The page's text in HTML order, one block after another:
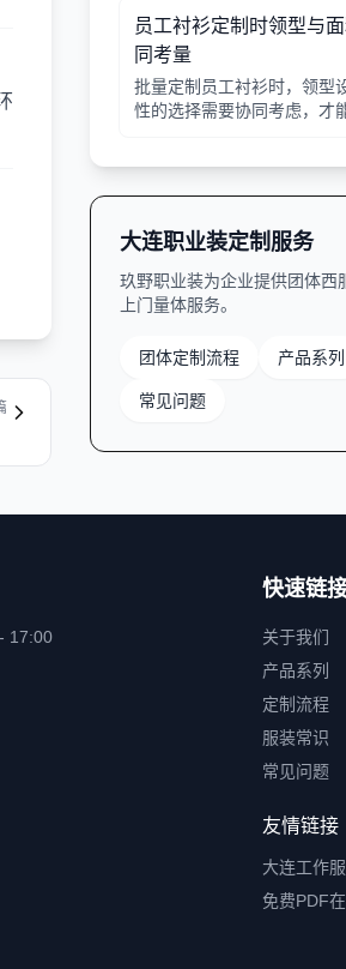
决策。
员工衬衫定制时领型与
同考量
批量定制员工衬衫时，领型
性的选择需要协同考虑，才
大连职业装定制服务
玖野职业装为企业提供团体西
上门量体服务。
团体定制流程 产品系列
常见问题
17:00
快速链
关于我们
产品系列
定制流程
服装常识
常见问题
友情链接
大连工作
免费PDF